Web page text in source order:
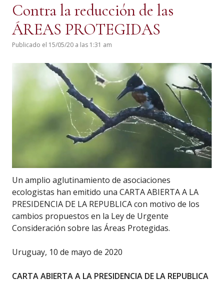
Contra la reducción de las
ÁREAS PROTEGIDAS
Publicado el 15/05/20 a las 1:31 am
Un amplio aglutinamiento de asociaciones
ecologistas han emitido una CARTA ABIERTA A LA
PRESIDENCIA DE LA REPUBLICA con motivo de los
cambios propuestos en la Ley de Urgente
Consideración sobre las Áreas Protegidas.
Uruguay, 10 de mayo de 2020
CARTA ABIERTA A LA PRESIDENCIA DE LA REPUBLICA